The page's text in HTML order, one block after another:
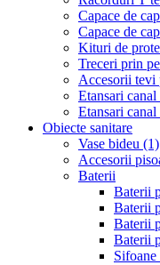
Capace de
Capace de
Kituri de
Treceri prin
Accesorii tevi
Etansari
Etansari
Obiecte sanitare
Vase bideu (1)
Accesorii
Baterii
Baterii
Baterii
Baterii
Baterii